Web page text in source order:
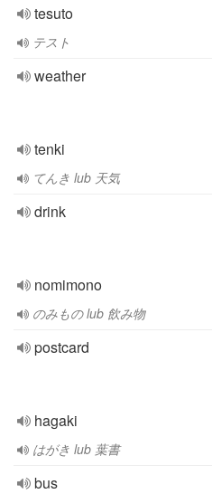
tesuto
テスト
weather
tenki
てんき lub 天気
drink
nomimono
のみもの lub 飲み物
postcard
hagaki
はがき lub 葉書
bus